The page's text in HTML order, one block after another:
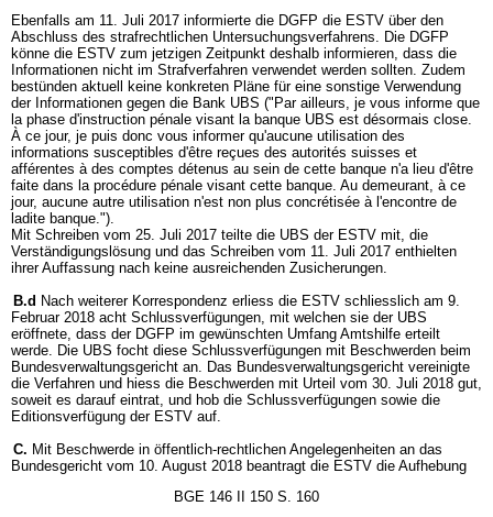
Ebenfalls am 11. Juli 2017 informierte die DGFP die ESTV über den
Abschluss des strafrechtlichen Untersuchungsverfahrens. Die DGFP
könne die ESTV zum jetzigen Zeitpunkt deshalb informieren, dass die
Informationen nicht im Strafverfahren verwendet werden sollten. Zudem
bestünden aktuell keine konkreten Pläne für eine sonstige Verwendung
der Informationen gegen die Bank UBS ("Par ailleurs, je vous informe que
la phase d'instruction pénale visant la banque UBS est désormais close.
À ce jour, je puis donc vous informer qu'aucune utilisation des
informations susceptibles d'être reçues des autorités suisses et
afférentes à des comptes détenus au sein de cette banque n'a lieu d'être
faite dans la procédure pénale visant cette banque. Au demeurant, à ce
jour, aucune autre utilisation n'est non plus concrétisée à l'encontre de
ladite banque.").
Mit Schreiben vom 25. Juli 2017 teilte die UBS der ESTV mit, die
Verständigungslösung und das Schreiben vom 11. Juli 2017 enthielten
ihrer Auffassung nach keine ausreichenden Zusicherungen.
B.d Nach weiterer Korrespondenz erliess die ESTV schliesslich am 9.
Februar 2018 acht Schlussverfügungen, mit welchen sie der UBS
eröffnete, dass der DGFP im gewünschten Umfang Amtshilfe erteilt
werde. Die UBS focht diese Schlussverfügungen mit Beschwerden beim
Bundesverwaltungsgericht an. Das Bundesverwaltungsgericht vereinigte
die Verfahren und hiess die Beschwerden mit Urteil vom 30. Juli 2018 gut,
soweit es darauf eintrat, und hob die Schlussverfügungen sowie die
Editionsverfügung der ESTV auf.
C. Mit Beschwerde in öffentlich-rechtlichen Angelegenheiten an das
Bundesgericht vom 10. August 2018 beantragt die ESTV die Aufhebung
BGE 146 II 150 S. 160